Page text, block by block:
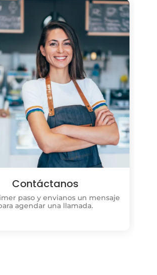
Contáctanos
paso y envianos un mensaje
agendar una llamada.